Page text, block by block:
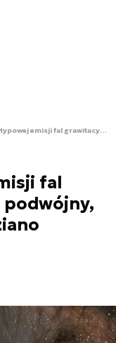
Badanie nietypowej emisji fal grawitacyjnych. Układ podwójny, jakiego dotąd nie widziano
fal
podwójny,